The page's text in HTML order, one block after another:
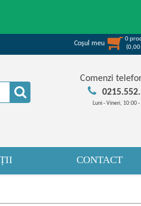
Coşul meu
0
(0,00
Comenzi
Luni - Vineri, 10:00
CONTACT